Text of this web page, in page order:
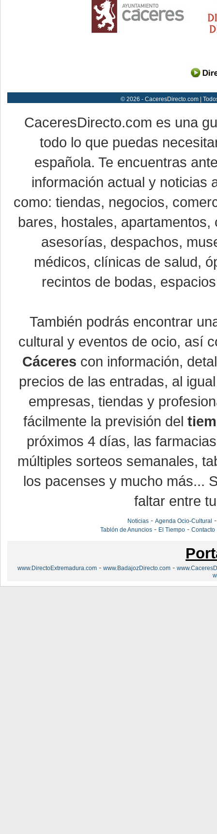
© 2026 - CaceresDirecto.com |
CaceresDirecto.com es una
todo lo que puedas
española. Te encuentras
información actual y noticias
como: tiendas, negocios,
bares, hostales,
asesorías, despachos,
médicos, clínicas de salud,
recintos de bodas,
También podrás encontrar
cultural y eventos de ocio, así
Cáceres con información,
precios de las entradas, al
empresas, tiendas y
fácilmente la previsión del
próximos 4 días, las
múltiples sorteos semanales,
los pacenses y mucho más...
faltar entre
Noticias -Agenda Ocio-Cultural
Tablón de Anuncios - El Tiempo -Contacto
www.DirectoExtremadura.com - www.BadajozDirecto.com -